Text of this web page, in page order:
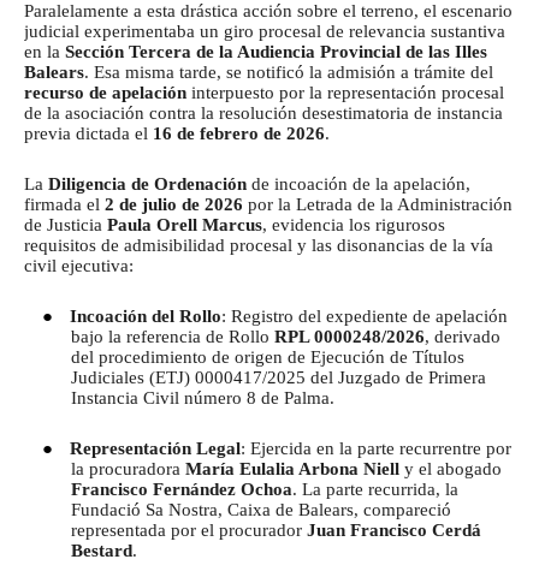
Paralelamente a esta drástica acción sobre el terreno, el escenario
judicial experimentaba un giro procesal de relevancia sustantiva
en la Sección Tercera de la Audiencia Provincial de las Illes
Balears. Esa misma tarde, se notificó la admisión a trámite del
recurso de apelación interpuesto por la representación procesal
de la asociación contra la resolución desestimatoria de instancia
previa dictada el 16 de febrero de 2026.
La Diligencia de Ordenación de incoación de la apelación,
firmada el 2 de julio de 2026 por la Letrada de la Administración
de Justicia Paula Orell Marcus, evidencia los rigurosos
requisitos de admisibilidad procesal y las disonancias de la vía
civil ejecutiva:
● Incoación del Rollo: Registro del expediente de apelación
bajo la referencia de RolloRPL 0000248/2026, derivado
del procedimiento de origen de Ejecución de Títulos
Judiciales (ETJ) 0000417/2025 del Juzgado de Primera
Instancia Civil número 8 de Palma.
● Representación Legal: Ejercida en la parte recurrentre por
la procuradoraMaría Eulalia Arbona Niell y el abogado
Francisco Fernández Ochoa. La parte recurrida, la
Fundació Sa Nostra, Caixa de Balears, compareció
representada por el procuradorJuan Francisco Cerdá
Bestard.